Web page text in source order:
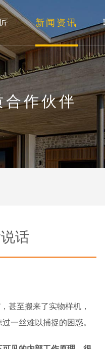
新闻资讯
合作伙伴
话
甚至搬来了实物样机，
一丝难以捕捉的困惑。